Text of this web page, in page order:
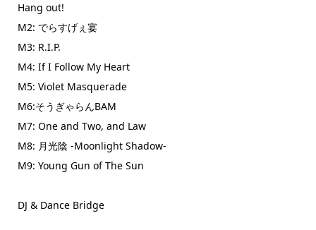
Hang out!
M2: でらすげぇ宴
M3: R.I.P.
M4: If I Follow My Heart
M5: Violet Masquerade
M6:そうぎゃらんBAM
M7: One and Two, and Law
M8: 月光陰 -Moonlight Shadow-
M9: Young Gun of The Sun
DJ & Dance Bridge